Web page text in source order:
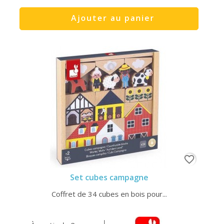
Ajouter au panier
Set cubes campagne
Coffret de 34 cubes en bois pour...
favorite_border